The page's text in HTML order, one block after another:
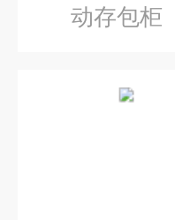
动存包柜